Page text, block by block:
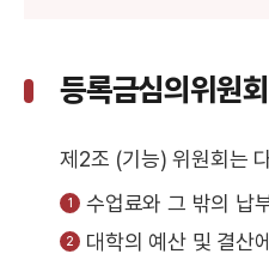
등록금심의위원
제2조 (기능) 위원회는
수업료와 그 밖의 납
대학의 예산 및 결산